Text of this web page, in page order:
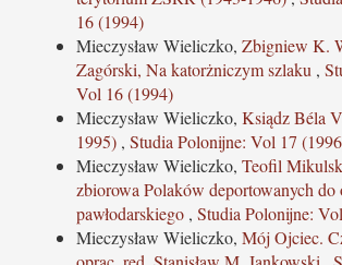
16 (1994)
Mieczysław Wieliczko, Zbigniew K.
Zagórski, Na katorżniczym szlaku ,
Vol 16 (1994)
Mieczysław Wieliczko, Ksiądz Béla
1995) , Studia Polonijne: Vol 17
Mieczysław Wieliczko, Teofil
zbiorowa Polaków deportowanych do
pawłodarskiego , Studia Polonijne:
Mieczysław Wieliczko, Mój Ojciec.